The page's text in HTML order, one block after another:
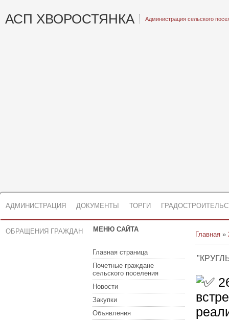
АСП ХВОРОСТЯНКА Администрация сельского
АДМИНИСТРАЦИЯ ДОКУМЕНТЫ ТОРГИ
ОБРАЩЕНИЯ ГРАЖДАН МЕНЮ САЙТА
Главная страница
Почетные граждане
сельского поселения
Новости
Закупки
Объявления
Главная »